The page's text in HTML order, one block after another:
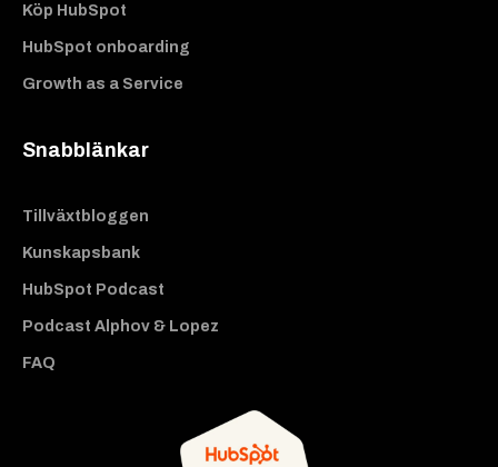
Köp HubSpot
HubSpot onboarding
Growth as a Service
Snabblänkar
Tillväxtbloggen
Kunskapsbank
HubSpot Podcast
Podcast Alphov & Lopez
FAQ